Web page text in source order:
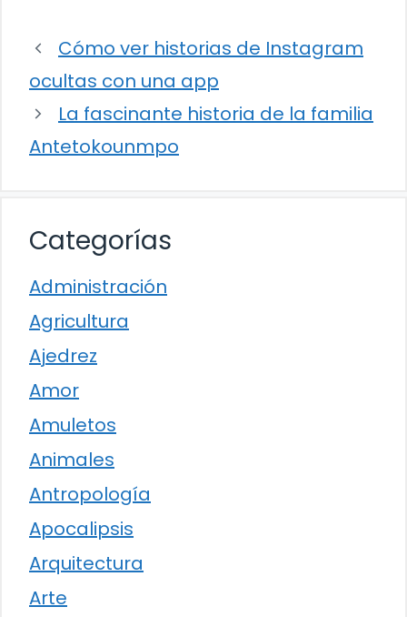
Cómo ver historias de Instagram
ocultas con una app
La fascinante historia de la familia
Antetokounmpo
Categorías
Administración
Agricultura
Ajedrez
Amor
Amuletos
Animales
Antropología
Apocalipsis
Arquitectura
Arte